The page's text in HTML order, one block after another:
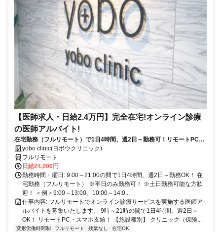
【医師求人・日給2.4万円】完全在宅!オンライン診療
の医師アルバイト!
在宅勤務（フルリモート）で1日4時間、週2日～勤務可！リモートPC・
スマホ支給！
yobo clinic(ヨボウクリニック)
フルリモート
日給24,000円
勤務時間・曜日: 9:00～21:00の間で1日4時間、週2日～勤務OK！ 在
宅勤務（フルリモート） ※平日のみ勤務可！ ※土日勤務可能な方歓
迎！ ＜例＞9:00～13:00、10:00～14:0...
仕事内容: フルリモートでオンライン診療サービスを実施する医師ア
ルバイトを募集いたします。 9時～21時の間で1日4時間、週2日～
OK！ リモートPC・スマホ支給！ 【施設種別】 クリニック（保険...
変形労働時間制 フルリモート 残業なし 在宅OK